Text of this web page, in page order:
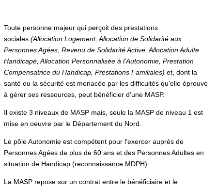
Toute personne majeur qui perçoit des prestations
sociales (Allocation Logement, Allocation de Solidarité aux
Personnes Agées, Revenu de Solidarité Active, Allocation Adulte
Handicapé, Allocation Personnalisée à l’Autonomie, Prestation
Compensatrice du Handicap, Prestations Familiales) et, dont la
santé ou la sécurité est menacée par les difficultés qu’elle éprouve
à gérer ses ressources, peut bénéficier d’une MASP.
Il existe 3 niveaux de MASP mais, seule la MASP de niveau 1 est
mise en oeuvre par le Département du Nord.
Le pôle Autonomie est compétent pour l’exercer auprès de
Personnes Agées de plus de 60 ans et des Personnes Adultes en
situation de Handicap (reconnaissance MDPH).
La MASP repose sur un contrat entre le bénéficiaire et le